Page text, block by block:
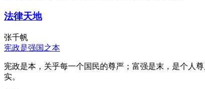
法律天地
张千帆
宪政是强国之本
宪政是本，关乎每一个国民的尊严；富强是末，是个人
实。